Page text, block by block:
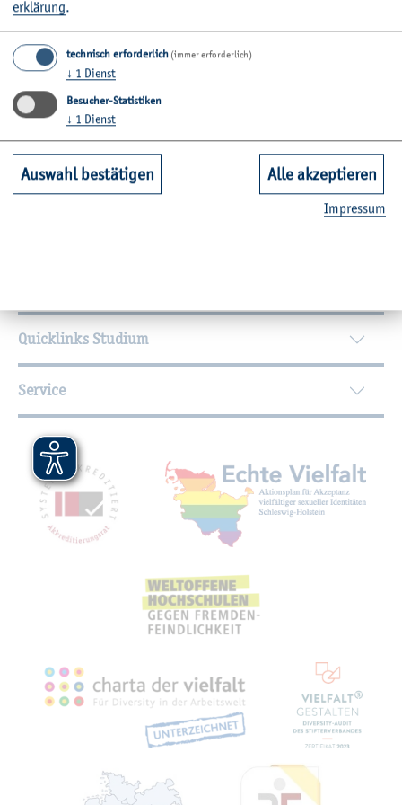
24149 Kiel
Raum: C03-4.12
Zu­rück
Wei­ter­füh­ren­de In­for­ma­tio­nen
Quicklinks Studium
Service
Mit­glied­schaf­ten,
er­klä­rung.
technisch erforderlich (immer erforderlich)
↓ 1 Dienst
Besucher-Statistiken
↓ 1 Dienst
Auswahl bestätigen Alle akzeptieren
Im­pres­sum